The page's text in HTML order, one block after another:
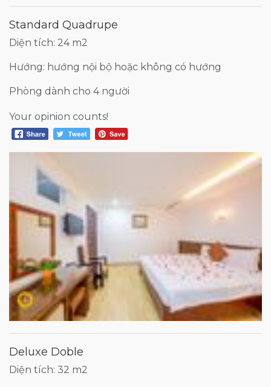
Standard Quadrupe
Diện tích: 24 m2
Hướng: hướng nội bộ hoặc không có hướng
Phòng dành cho 4 người
Your opinion counts!
Deluxe Doble
Diện tích: 32 m2